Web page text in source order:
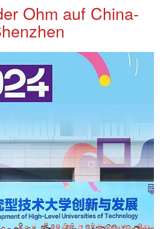
Ohm auf China-